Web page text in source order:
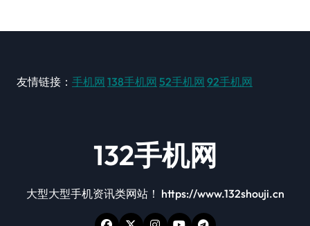
友情链接： 手机网 138手机网 52手机网 92手机网
132手机网
大型大型手机资讯类网站！ https://www.132shouji.cn